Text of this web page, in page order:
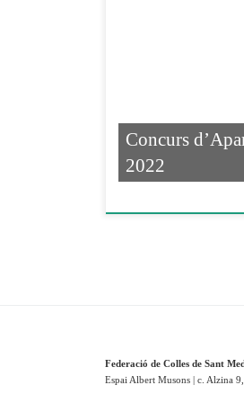
Concurs
2022
Federació de Colles de Sant
Espai Albert Musons | c. Alzina